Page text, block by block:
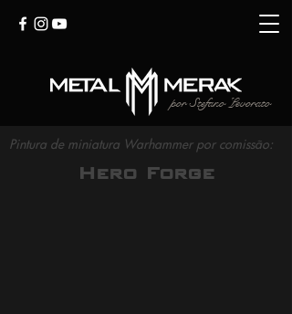
por Stefano Levorato
Pintura de miniatura Warhammer por comissão:
Hero Forge